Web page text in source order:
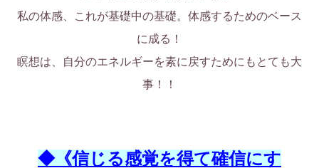
私の体感、これが基礎中の基礎。体感するためのベース
に成る！
瞑想は、自分のエネルギーを素に戻すためにもとても大
事！！
◆《信じる感覚を得て確信にす